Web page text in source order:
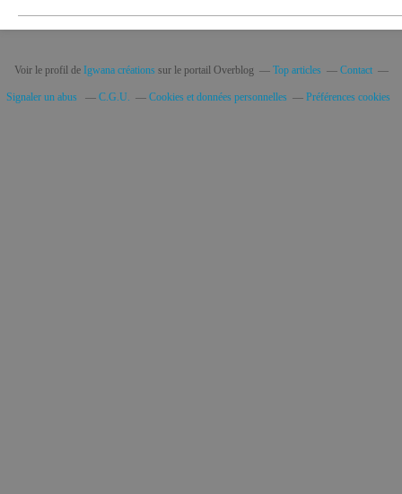
Voir le profil de Igwana créationssur le portail Overblog Top articles Contact
Signaler un abus C.G.U. Cookies et données personnelles Préférences cookies